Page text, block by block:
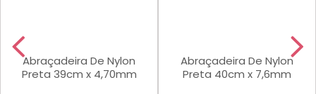
Abraçadeira De Nylon
Preta 39cm x 4,70mm
Abraçadeira De Nylon
Preta 40cm x 7,6mm